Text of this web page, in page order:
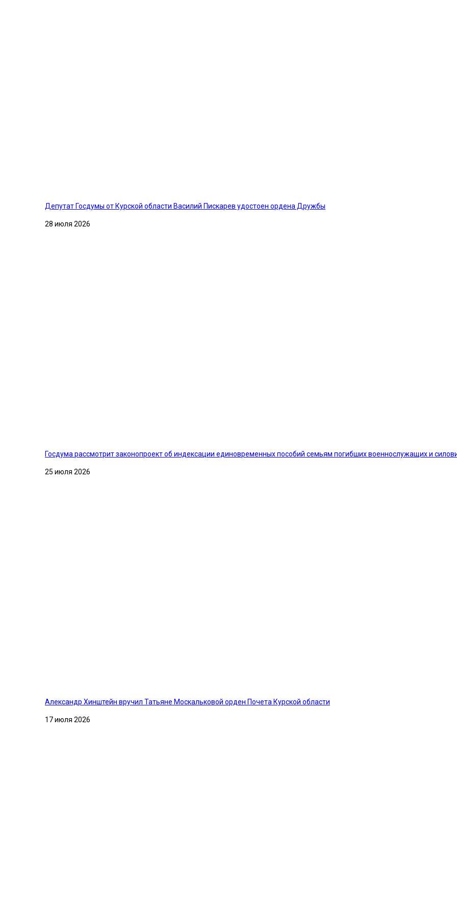
Депутат Госдумы от Курской области Василий Пискарев удостоен ордена Дружбы
28 июля 2026
Госдума рассмотрит законопроект об индексации единовременных пособий семьям погибших военнослужащих и
25 июля 2026
Александр Хинштейн вручил Татьяне Москальковой орден Почета Курской области
17 июля 2026